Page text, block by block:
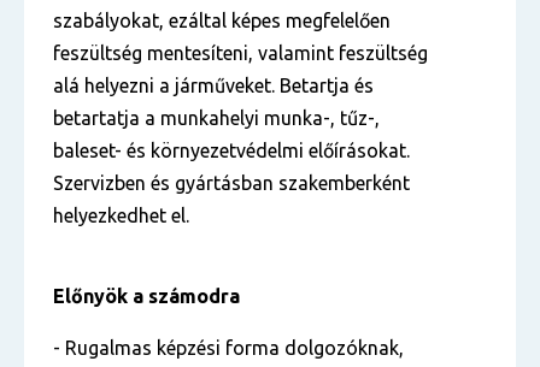
szabályokat, ezáltal képes megfelelően
feszültség mentesíteni, valamint feszültség
alá helyezni a járműveket. Betartja és
betartatja a munkahelyi munka-, tűz-,
baleset- és környezetvédelmi előírásokat.
Szervizben és gyártásban szakemberként
helyezkedhet el.
Előnyök a számodra
- Rugalmas képzési forma dolgozóknak,